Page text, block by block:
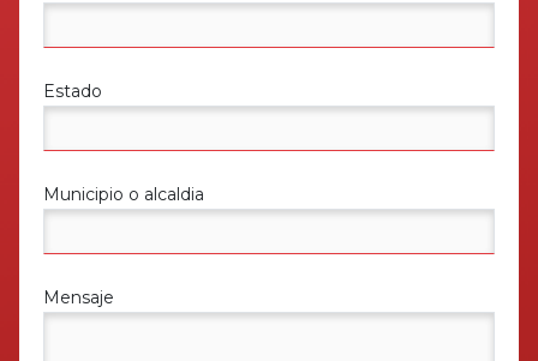
Estado
Municipio o alcaldia
Mensaje